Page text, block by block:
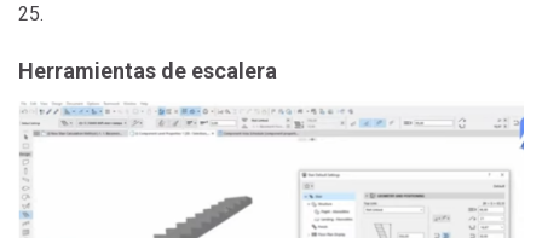
25.
Herramientas de escalera